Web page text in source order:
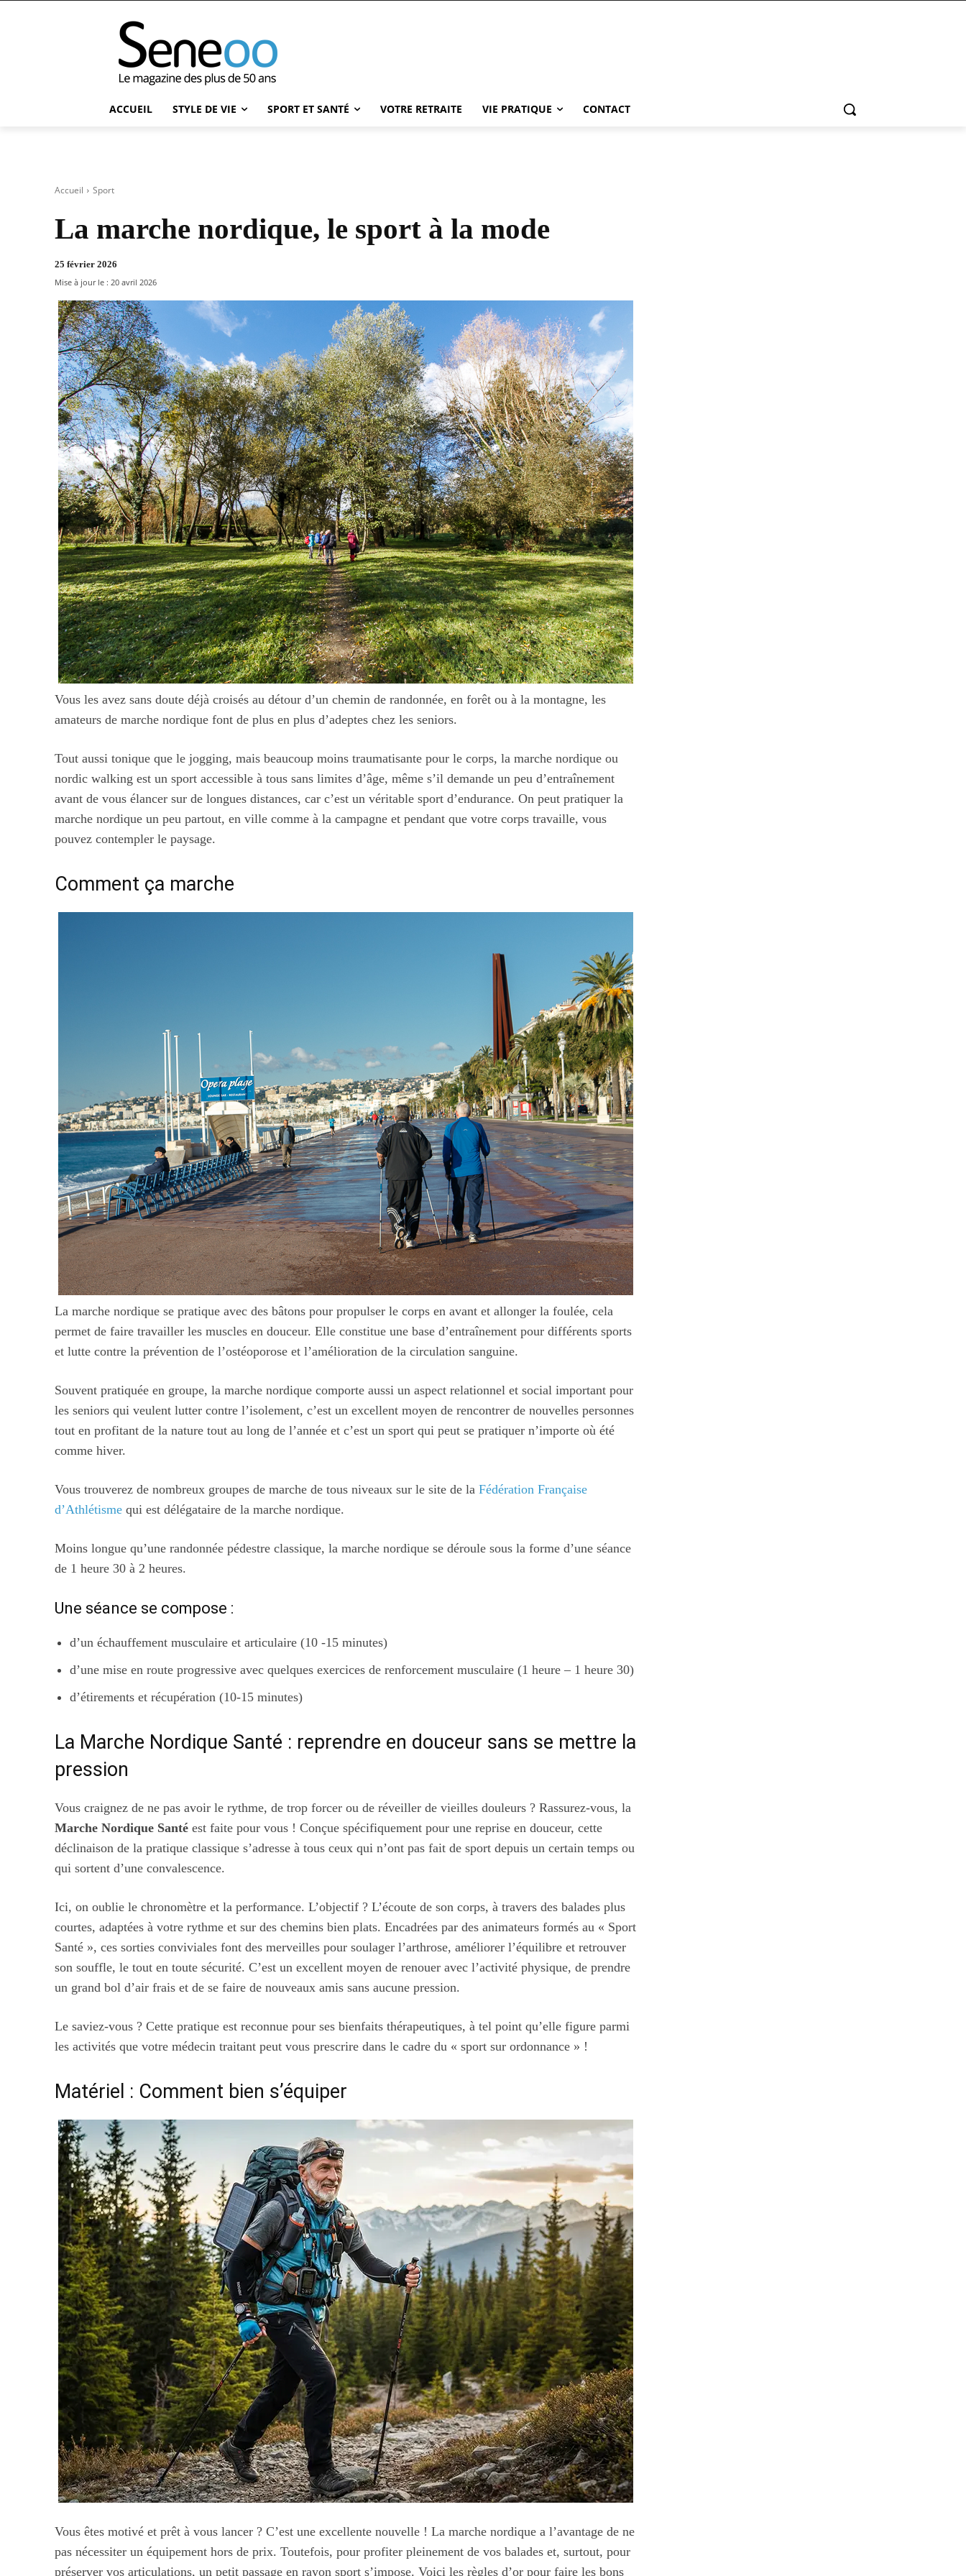
ACCUEIL STYLE DE VIE SPORT ET SANTÉ VOTRE RETRAITE VIE PRATIQUE CONTACT
Accueil Sport
La marche nordique, le sport à la mode
25 février 2026
Mise à jour le : 20 avril 2026
Vous les avez sans doute déjà croisés au détour d’un chemin de randonnée, en forêt ou à la montagne, les
amateurs de marche nordique font de plus en plus d’adeptes chez les seniors.
Tout aussi tonique que le jogging, mais beaucoup moins traumatisante pour le corps, la marche nordique ou
nordic walking est un sport accessible à tous sans limites d’âge, même s’il demande un peu d’entraînement
avant de vous élancer sur de longues distances, car c’est un véritable sport d’endurance. On peut pratiquer la
marche nordique un peu partout, en ville comme à la campagne et pendant que votre corps travaille, vous
pouvez contempler le paysage.
Comment ça marche
La marche nordique se pratique avec des bâtons pour propulser le corps en avant et allonger la foulée, cela
permet de faire travailler les muscles en douceur. Elle constitue une base d’entraînement pour différents sports
et lutte contre la prévention de l’ostéoporose et l’amélioration de la circulation sanguine.
Souvent pratiquée en groupe, la marche nordique comporte aussi un aspect relationnel et social important pour
les seniors qui veulent lutter contre l’isolement, c’est un excellent moyen de rencontrer de nouvelles personnes
tout en profitant de la nature tout au long de l’année et c’est un sport qui peut se pratiquer n’importe où été
comme hiver.
Vous trouverez de nombreux groupes de marche de tous niveaux sur le site de la Fédération Française
d’Athlétisme qui est délégataire de la marche nordique.
Moins longue qu’une randonnée pédestre classique, la marche nordique se déroule sous la forme d’une séance
de 1 heure 30 à 2 heures.
Une séance se compose :
d’un échauffement musculaire et articulaire (10 -15 minutes)
d’une mise en route progressive avec quelques exercices de renforcement musculaire (1 heure – 1 heure 30)
d’étirements et récupération (10-15 minutes)
La Marche Nordique Santé : reprendre en douceur sans se mettre la
pression
Vous craignez de ne pas avoir le rythme, de trop forcer ou de réveiller de vieilles douleurs ? Rassurez-vous, la
Marche Nordique Santé est faite pour vous ! Conçue spécifiquement pour une reprise en douceur, cette
déclinaison de la pratique classique s’adresse à tous ceux qui n’ont pas fait de sport depuis un certain temps ou
qui sortent d’une convalescence.
Ici, on oublie le chronomètre et la performance. L’objectif ? L’écoute de son corps, à travers des balades plus
courtes, adaptées à votre rythme et sur des chemins bien plats. Encadrées par des animateurs formés au « Sport
Santé », ces sorties conviviales font des merveilles pour soulager l’arthrose, améliorer l’équilibre et retrouver
son souffle, le tout en toute sécurité. C’est un excellent moyen de renouer avec l’activité physique, de prendre
un grand bol d’air frais et de se faire de nouveaux amis sans aucune pression.
Le saviez-vous ? Cette pratique est reconnue pour ses bienfaits thérapeutiques, à tel point qu’elle figure parmi
les activités que votre médecin traitant peut vous prescrire dans le cadre du « sport sur ordonnance » !
Matériel : Comment bien s’équiper
Vous êtes motivé et prêt à vous lancer ? C’est une excellente nouvelle ! La marche nordique a l’avantage de ne
pas nécessiter un équipement hors de prix. Toutefois, pour profiter pleinement de vos balades et, surtout, pour
préserver vos articulations, un petit passage en rayon sport s’impose. Voici les règles d’or pour faire les bons